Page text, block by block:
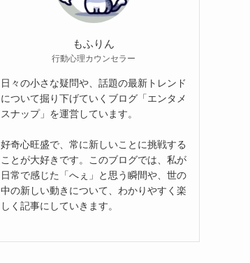
もふりん
行動心理カウンセラー
日々の小さな疑問や、話題の最新トレンド
について掘り下げていくブログ「エンタメ
スナップ」を運営しています。
好奇心旺盛で、常に新しいことに挑戦する
ことが大好きです。このブログでは、私が
日常で感じた「へぇ」と思う瞬間や、世の
中の新しい動きについて、わかりやすく楽
しく記事にしていきます。